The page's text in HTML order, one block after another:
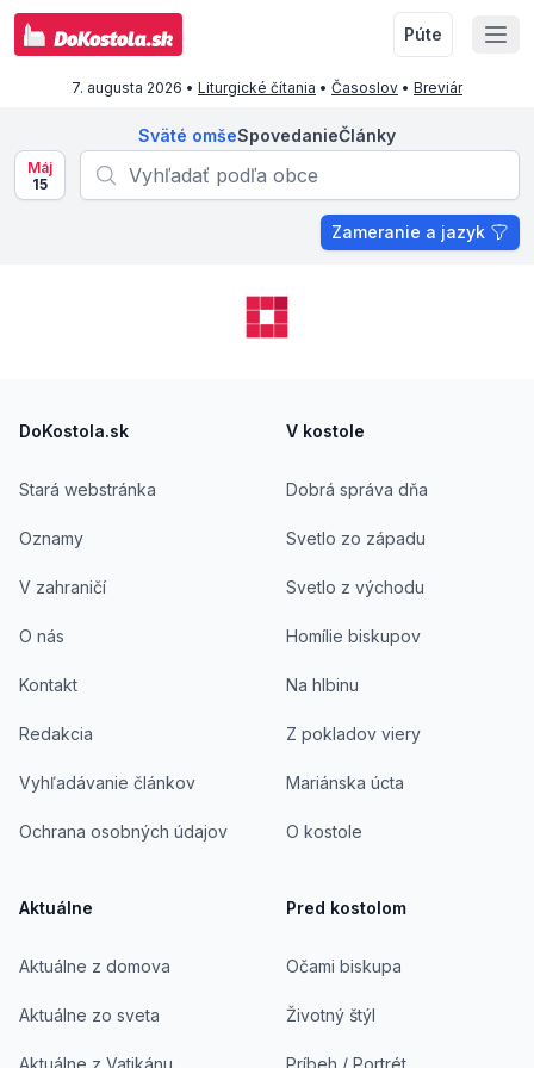
Púte
7. augusta 2026 • Liturgické čítania • Časoslov • Breviár
Sväté omšeSpovedanieČlánky
Máj
15
Zameranie a jazyk
DoKostola.sk
Stará webstránka
Oznamy
V zahraničí
O nás
Kontakt
Redakcia
Vyhľadávanie článkov
Ochrana osobných údajov
Aktuálne
Aktuálne z domova
Aktuálne zo sveta
Aktuálne z Vatikánu
V kostole
Dobrá správa dňa
Svetlo zo západu
Svetlo z východu
Homílie biskupov
Na hlbinu
Z pokladov viery
Mariánska úcta
O kostole
Pred kostolom
Očami biskupa
Životný štýl
Príbeh / Portrét